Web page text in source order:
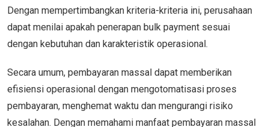
Dengan mempertimbangkan kriteria-kriteria ini, perusahaan
dapat menilai apakah penerapan bulk payment sesuai
dengan kebutuhan dan karakteristik operasional.
Secara umum, pembayaran massal dapat memberikan
efisiensi operasional dengan mengotomatisasi proses
pembayaran, menghemat waktu dan mengurangi risiko
kesalahan. Dengan memahami manfaat pembayaran massal